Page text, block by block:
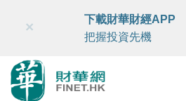
財華智庫網 FINTV
×
下載財華財經APP
把握投資先機